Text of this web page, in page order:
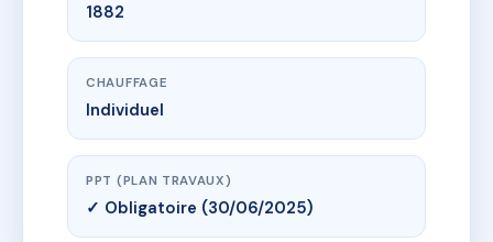
1882
CHAUFFAGE
Individuel
PPT (PLAN TRAVAUX)
✓ Obligatoire (30/06/2025)